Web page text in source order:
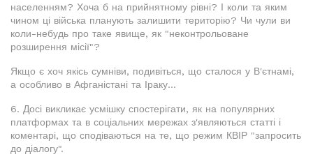
населенням? Хоча б на прийнятному рівні? І коли та яким
чином ці війська планують залишити територію? Чи чули ви
коли-небудь про таке явище, як "неконтрольоване
розширення місії"?
Якщо є хоч якісь сумніви, подивіться, що сталося у В'єтнамі,
а особливо в Афганістані та Іраку...
6. Досі викликає усмішку спостерігати, як на популярних
платформах та в соціальних мережах з'являються статті і
коментарі, що сподіваються на те, що режим КВІР "запросить
до діалогу".